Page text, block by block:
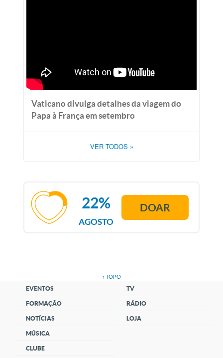
Vaticano divulga detalhes da viagem do
Papa à França em setembro
VER TODOS »
AGOSTO
22% DOAR
↑ TOPO
EVENTOS
FORMAÇÃO
NOTÍCIAS
MÚSICA
CLUBE
TV
RÁDIO
LOJA